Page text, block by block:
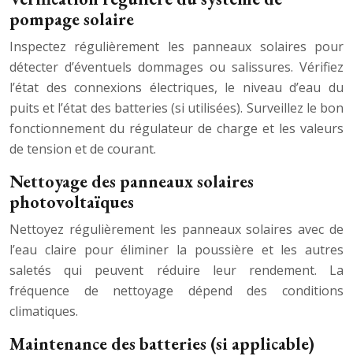
pompage solaire
Inspectez régulièrement les panneaux solaires pour
détecter d’éventuels dommages ou salissures. Vérifiez
l’état des connexions électriques, le niveau d’eau du
puits et l’état des batteries (si utilisées). Surveillez le bon
fonctionnement du régulateur de charge et les valeurs
de tension et de courant.
Nettoyage des panneaux solaires
photovoltaïques
Nettoyez régulièrement les panneaux solaires avec de
l’eau claire pour éliminer la poussière et les autres
saletés qui peuvent réduire leur rendement. La
fréquence de nettoyage dépend des conditions
climatiques.
Maintenance des batteries (si applicable)